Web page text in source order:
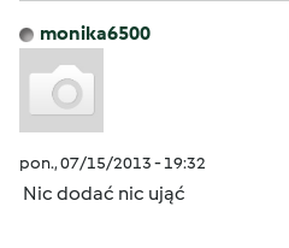
monika6500
pon., 07/15/2013 - 19:32
Nic dodać nic ująć